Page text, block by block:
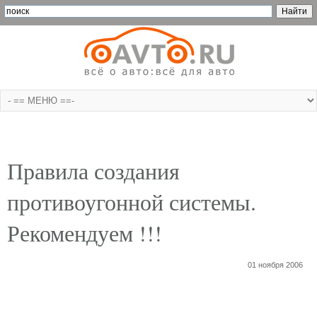
Правила создания
противоугонной системы.
Рекомендуем !!!
01 ноября 2006